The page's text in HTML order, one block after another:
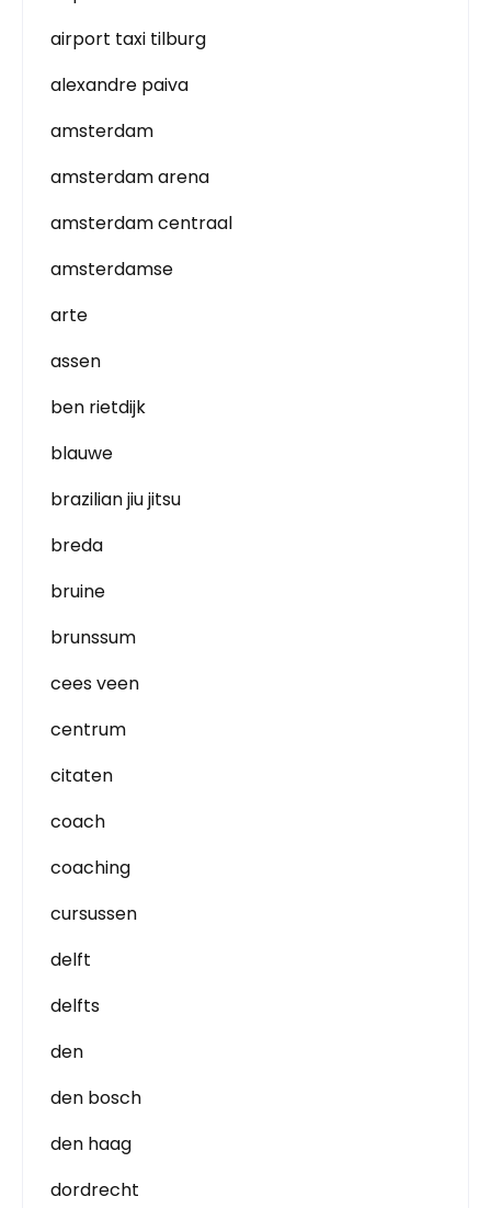
airport taxi tilburg
alexandre paiva
amsterdam
amsterdam arena
amsterdam centraal
amsterdamse
arte
assen
ben rietdijk
blauwe
brazilian jiu jitsu
breda
bruine
brunssum
cees veen
centrum
citaten
coach
coaching
cursussen
delft
delfts
den
den bosch
den haag
dordrecht